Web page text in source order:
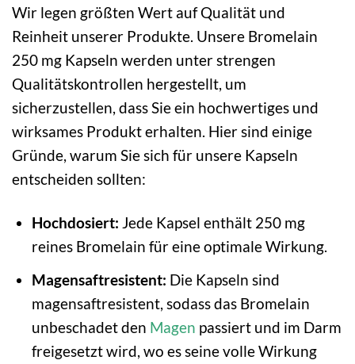
Wir legen größten Wert auf Qualität und
Reinheit unserer Produkte. Unsere Bromelain
250 mg Kapseln werden unter strengen
Qualitätskontrollen hergestellt, um
sicherzustellen, dass Sie ein hochwertiges und
wirksames Produkt erhalten. Hier sind einige
Gründe, warum Sie sich für unsere Kapseln
entscheiden sollten:
Hochdosiert: Jede Kapsel enthält 250 mg
reines Bromelain für eine optimale Wirkung.
Magensaftresistent: Die Kapseln sind
magensaftresistent, sodass das Bromelain
unbeschadet den Magen passiert und im Darm
freigesetzt wird, wo es seine volle Wirkung